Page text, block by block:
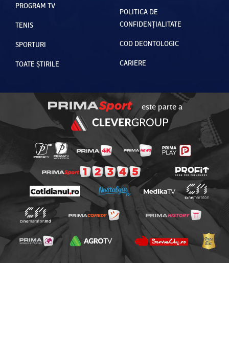
PROGRAM TV
TENIS
SPORTURI
TOATE ȘTIRILE
POLITICA DE
CONFIDENȚIALITATE
COD DEONTOLOGIC
CARIERE
este parte a